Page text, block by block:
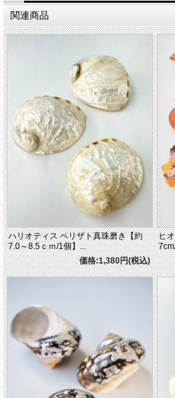
関連商品
ハリオティス ペリザト真珠磨き【約
7.0～8.5ｃｍ/1個】...
価格:1,380円(税込)
ヒ